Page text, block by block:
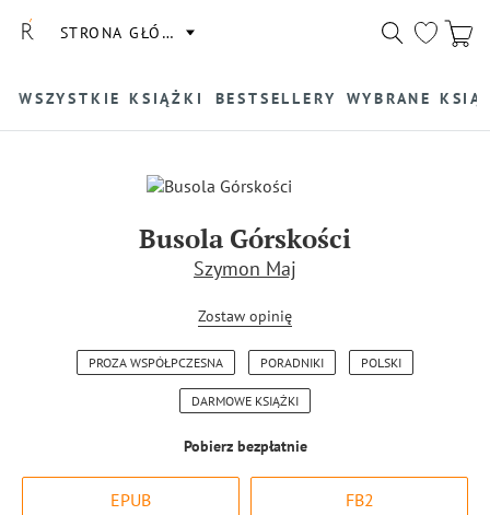
STRONA GŁÓWNA
WSZYSTKIE KSIĄŻKI BESTSELLERY WYBRANE
Busola Górskości
Szymon Maj
Zostaw opinię
PROZA WSPÓŁPCZESNA PORADNIKI POLSKI
DARMOWE KSIĄŻKI
Pobierz bezpłatnie
EPUB FB2